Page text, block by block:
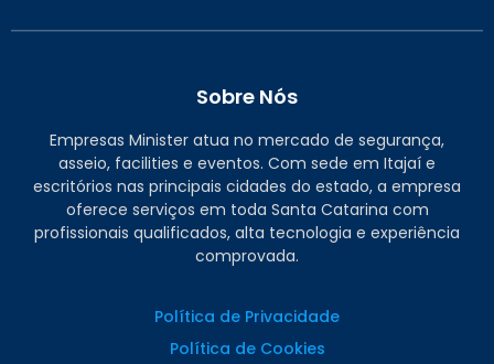
Sobre Nós
Empresas Minister atua no mercado de segurança,
asseio, facilities e eventos. Com sede em Itajaí e
escritórios nas principais cidades do estado, a empresa
oferece serviços em toda Santa Catarina com
profissionais qualificados, alta tecnologia e experiência
comprovada.
Política de Privacidade
Política de Cookies